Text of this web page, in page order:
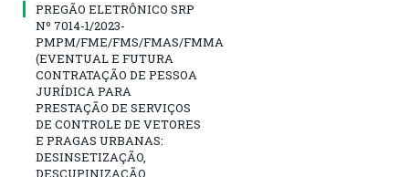
PREGÃO ELETRÔNICO SRP
Nº 7014-1/2023-
PMPM/FME/FMS/FMAS/FMMA
(EVENTUAL E FUTURA
CONTRATAÇÃO DE PESSOA
JURÍDICA PARA
PRESTAÇÃO DE SERVIÇOS
DE CONTROLE DE VETORES
E PRAGAS URBANAS:
DESINSETIZAÇÃO,
DESCUPINIZAÇÃO,